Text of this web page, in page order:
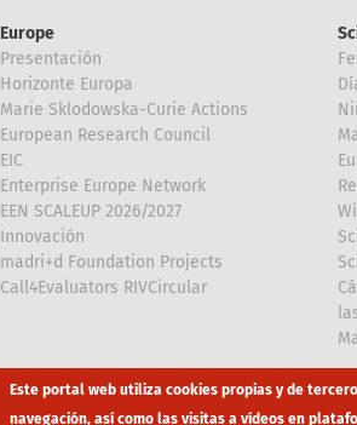
Europe
Presentación
Horizonte Europa
Marie Sklodowska-Curie Actions
European Research Council
EIC
Enterprise Europe Network
EEN SCALEUP 2026/2027
Innovación
madri+d Foundation Projects
Call4Evaluators RIVCircular
Array
Este portal web utiliza cookies propias y de
navegación, así como las visitas a vídeos en